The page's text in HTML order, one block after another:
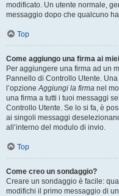
modificato. Un utente normale,
messaggio dopo che qualcuno
Top
Come aggiungo una firma ai
Per aggiungere una firma ad un
Pannello di Controllo Utente.
l’opzioneAggiungi la firma nel
una firma a tutti i tuoi messaggi
Controllo Utente. Se lo si fa, è
ai singoli messaggi
all’interno del modulo di invio.
Top
Come creo un sondaggio?
Creare un sondaggio è facile:
modifichi il primo messaggio di